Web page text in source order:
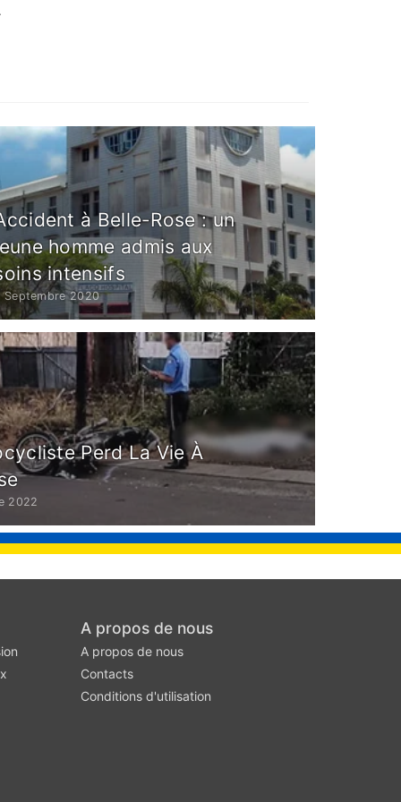
à Belle-Rose : un
homme admis aux
intensifs
Septembre 2020
Perd La Vie À
2022
A propos de nous
A propos de nous
Contacts
Conditions d'utilisation